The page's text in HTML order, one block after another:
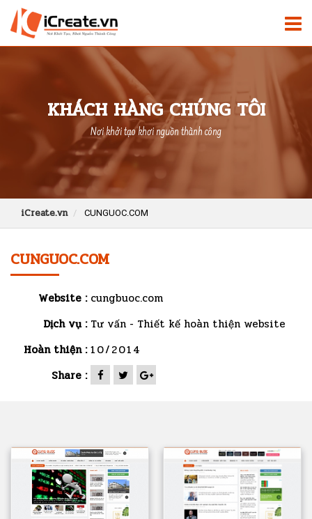
KHÁCH HÀNG CHÚNG TÔI
Nơi khởi tạo khơi nguồn thành công
iCreate.vn CUNGUOC.COM
CUNGUOC.COM
Website : cungbuoc.com
Dịch vụ : Tư vấn - Thiết kế hoàn thiện website
Hoàn thiện : 10/2014
Share :